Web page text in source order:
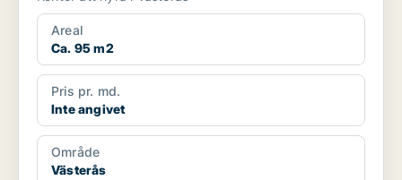
Areal
Ca. 95 m2
Pris pr. md.
Inte angivet
Område
Västerås